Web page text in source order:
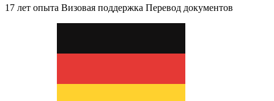
17 лет опыта Визовая поддержка Перевод документов